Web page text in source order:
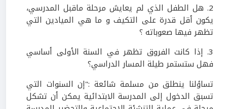
2. هل الطفل الذي لم يعايش مرحلة ماقبل المدرسي،
يكون أقل قدرة على التكيف و ما هي الميادين التي
تظهر فيها صعوباته ؟
3. إذا كانت الفروق تظهر في السنة الأولى أساسي
فهل ستستمر طيلة المسار الدراسي؟
تساؤلنا ينطلق من مسلمة شائعة :"إن السنوات التي
تسبق الدخول إلى المدرسة الابتدائية يمكن أن تشكل